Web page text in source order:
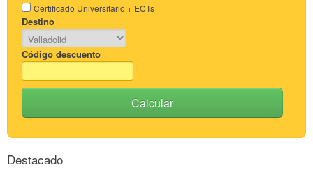
Certificado Universitario + ECTs
Destino
Código descuento
Calcular
Destacado